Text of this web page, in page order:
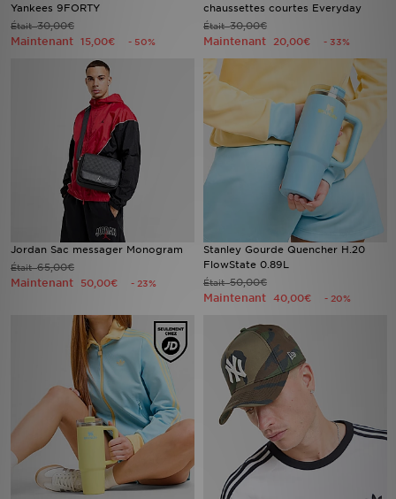
Yankees 9FORTY
Était30,00€
Maintenant 15,00€ - 50%
chaussettes courtes Everyday
Était30,00€
Maintenant 20,00€ - 33%
Jordan Sac messager Monogram
Était65,00€
Maintenant 50,00€ - 23%
Stanley Gourde Quencher H.20
FlowState 0.89L
Était50,00€
Maintenant 40,00€ - 20%
Télécharge l'Appli